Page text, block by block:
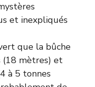
et inexpliqués
que la bûche
(18 mètres) et
à 5 tonnes